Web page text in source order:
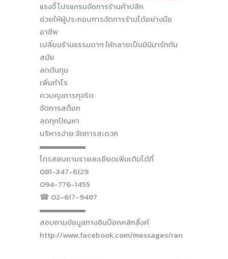
แรงจี้ โปรแกรมจัดการร้านค้าปลีก
ช่วยให้ผู้ประกอบการจัดการร้านได้อย่างมือ
อาชีพ
เปลี่ยนร้านธรรมดาๆ ให้กลายเป็นมินิมาร์ททัน
สมัย
ลดต้นทุน
เพิ่มกำไร
ควบคุมการทุจริต
จัดการสต็อก
ลดทุกปัญหา
บริหารง่าย จัดการสะดวก
▬▬▬▬▬▬
โทรสอบถามรายละเอียดเพิ่มเติมได้ที่
081-347-6129
094-776-1455
☎ 02-617-9487
▬▬▬▬▬▬
สอบถามข้อมูลทางอินบ็อกคลิกลิ้งค์
http://www.facebook.com/messages/rangypos